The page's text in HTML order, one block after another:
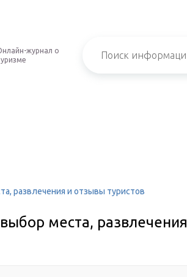
журнал о
развлечения и отзывы туристов
места, развлечения